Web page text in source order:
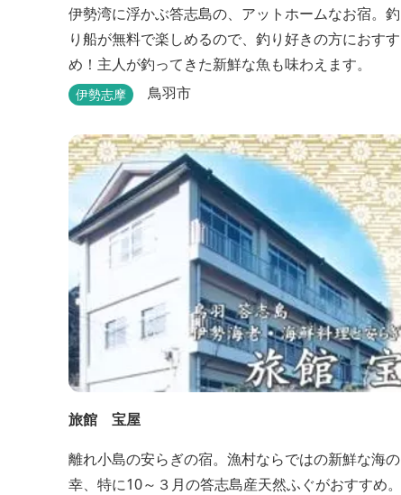
伊勢湾に浮かぶ答志島の、アットホームなお宿。釣
り船が無料で楽しめるので、釣り好きの方におすす
め！主人が釣ってきた新鮮な魚も味わえます。
伊勢志摩 鳥羽市
旅館 宝屋
離れ小島の安らぎの宿。漁村ならではの新鮮な海の
幸、特に10～３月の答志島産天然ふぐがおすすめ。